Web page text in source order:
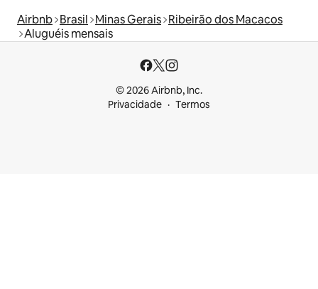
Airbnb Brasil Minas Gerais Ribeirão dos Macacos
Aluguéis mensais
© 2026 Airbnb, Inc.
Privacidade
Termos